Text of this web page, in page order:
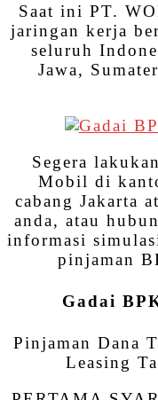
Saat ini PT.
jaringan kerja
seluruh
Jawa,
Segera
Mobil di
cabang Jakarta
anda, atau
informasi
pinjaman
Gadai
Pinjaman Dana
Leasing